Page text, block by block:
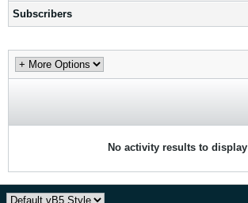
Subscribers
No activity results to display